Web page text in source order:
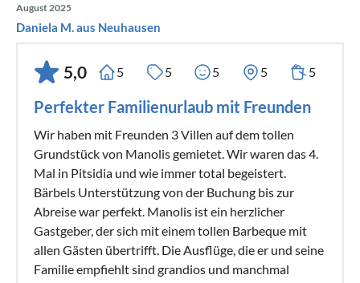
August 2025
Daniela M. aus Neuhausen
5,0 5 5 5 5 5
Perfekter Familienurlaub mit Freunden
Wir haben mit Freunden 3 Villen auf dem tollen
Grundstück von Manolis gemietet. Wir waren das 4.
Mal in Pitsidia und wie immer total begeistert.
Bärbels Unterstützung von der Buchung bis zur
Abreise war perfekt. Manolis ist ein herzlicher
Gastgeber, der sich mit einem tollen Barbeque mit
allen Gästen übertrifft. Die Ausflüge, die er und seine
Familie empfiehlt sind grandios und manchmal